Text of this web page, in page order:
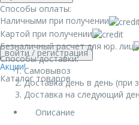
войти/ регистрация
Акции!
Каталог товаров
Способы оплаты:
Наличными при получении
Картой при получении
Безналичный расчет для юр. лиц
Способы доставки:
Самовывоз
Доставка день в день (при
Доставка на следующий
Описание